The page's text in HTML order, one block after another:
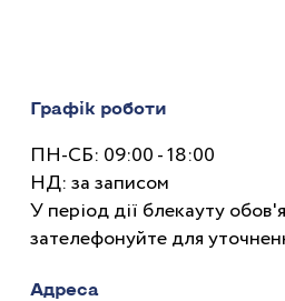
Графік роботи
ПН-СБ: 09:00 - 18:00
НД: за записом
У період дії блекауту
зателефонуйте для
Адреса